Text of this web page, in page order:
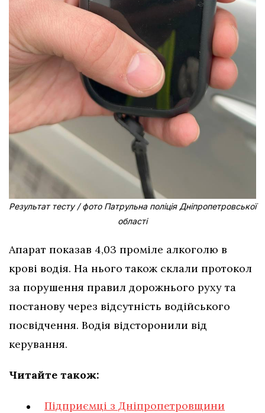
Результат тесту / фото Патрульна поліція Дніпропетровської
області
Апарат показав 4,03 проміле алкоголю в
крові водія. На нього також склали протокол
за порушення правил дорожнього руху та
постанову через відсутність водійського
посвідчення. Водія відсторонили від
керування.
Читайте також:
Підприємці з Дніпропетровщини